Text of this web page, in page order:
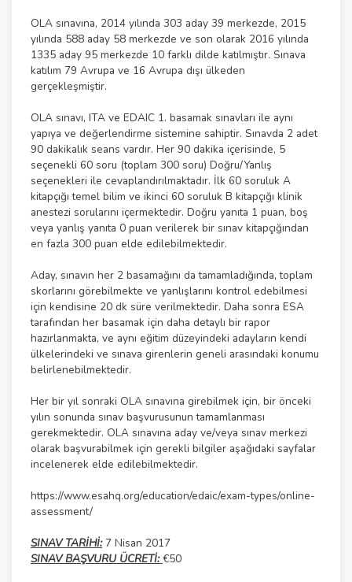
OLA sınavına, 2014 yılında 303 aday 39 merkezde, 2015
yılında 588 aday 58 merkezde ve son olarak 2016 yılında
1335 aday 95 merkezde 10 farklı dilde katılmıştır. Sınava
katılım 79 Avrupa ve 16 Avrupa dışı ülkeden
gerçekleşmiştir.
OLA sınavı, ITA ve EDAIC 1. basamak sınavları ile aynı
yapıya ve değerlendirme sistemine sahiptir. Sınavda 2 adet
90 dakikalık seans vardır. Her 90 dakika içerisinde, 5
seçenekli 60 soru (toplam 300 soru) Doğru/Yanlış
seçenekleri ile cevaplandırılmaktadır. İlk 60 soruluk A
kitapçığı temel bilim ve ikinci 60 soruluk B kitapçığı klinik
anestezi sorularını içermektedir. Doğru yanıta 1 puan, boş
veya yanlış yanıta 0 puan verilerek bir sınav kitapçığından
en fazla 300 puan elde edilebilmektedir.
Aday, sınavın her 2 basamağını da tamamladığında, toplam
skorlarını görebilmekte ve yanlışlarını kontrol edebilmesi
için kendisine 20 dk süre verilmektedir. Daha sonra ESA
tarafından her basamak için daha detaylı bir rapor
hazırlanmakta, ve aynı eğitim düzeyindeki adayların kendi
ülkelerindeki ve sınava girenlerin geneli arasındaki konumu
belirlenebilmektedir.
Her bir yıl sonraki OLA sınavına girebilmek için, bir önceki
yılın sonunda sınav başvurusunun tamamlanması
gerekmektedir. OLA sınavına aday ve/veya sınav merkezi
olarak başvurabilmek için gerekli bilgiler aşağıdaki sayfalar
incelenerek elde edilebilmektedir.
https://www.esahq.org/education/edaic/exam-types/online-
assessment/
SINAV TARİHİ:7 Nisan 2017
SINAV BAŞVURU ÜCRETİ:€50